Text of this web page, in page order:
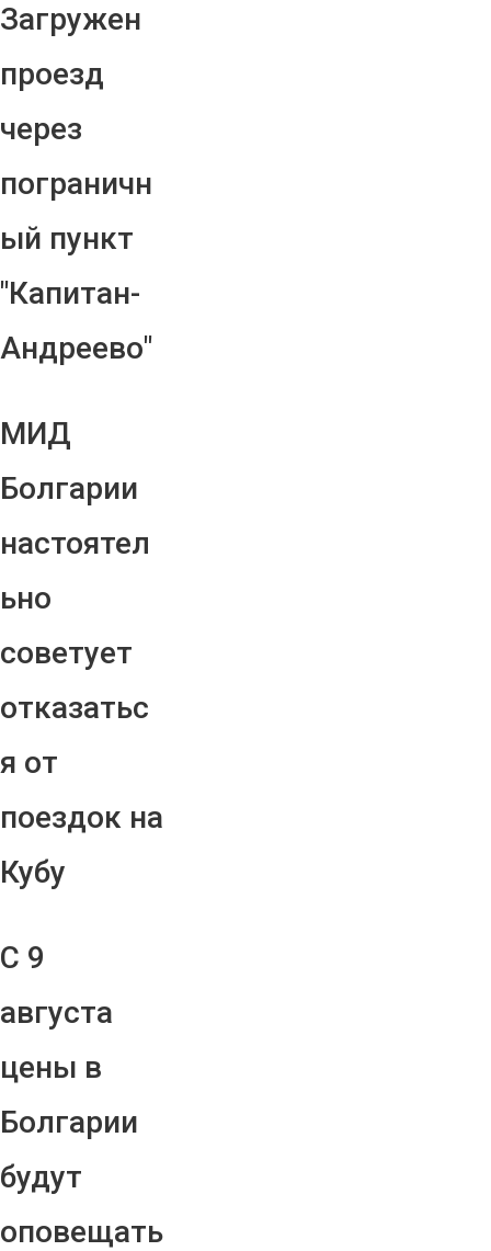
Загружен
проезд
через
пограничн
ый пункт
"Капитан-
Андреево"
МИД
Болгарии
настоятел
ьно
советует
отказатьс
я от
поездок на
Кубу
С 9
августа
цены в
Болгарии
будут
оповещать